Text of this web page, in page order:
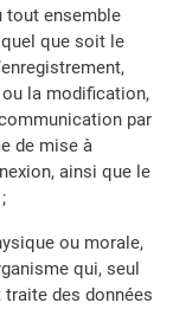
tout ensemble
que soit le
ou la modification,
par
de mise à
ainsi que le
ou morale,
qui, seul
des données